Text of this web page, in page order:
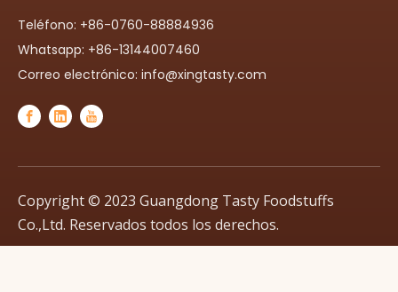
Teléfono: +86-0760-88884936
Whatsapp: +86-13144007460
Correo electrónico: info@xingtasty.com
Copyright © 2023 Guangdong Tasty Foodstuffs
Co.,Ltd. Reservados todos los derechos.